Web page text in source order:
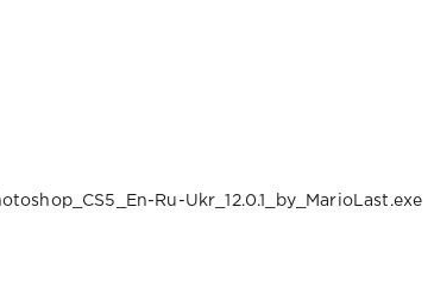
Ru-Ukr_12.0.1_by_MarioLast.exe